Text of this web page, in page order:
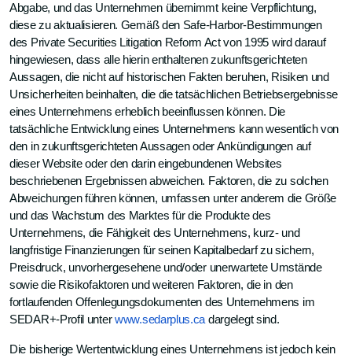
Abgabe, und das Unternehmen übernimmt keine Verpflichtung,
diese zu aktualisieren. Gemäß den Safe-Harbor-Bestimmungen
des Private Securities Litigation Reform Act von 1995 wird darauf
hingewiesen, dass alle hierin enthaltenen zukunftsgerichteten
Aussagen, die nicht auf historischen Fakten beruhen, Risiken und
Unsicherheiten beinhalten, die die tatsächlichen Betriebsergebnisse
eines Unternehmens erheblich beeinflussen können. Die
tatsächliche Entwicklung eines Unternehmens kann wesentlich von
den in zukunftsgerichteten Aussagen oder Ankündigungen auf
dieser Website oder den darin eingebundenen Websites
beschriebenen Ergebnissen abweichen. Faktoren, die zu solchen
Abweichungen führen können, umfassen unter anderem die Größe
und das Wachstum des Marktes für die Produkte des
Unternehmens, die Fähigkeit des Unternehmens, kurz- und
langfristige Finanzierungen für seinen Kapitalbedarf zu sichern,
Preisdruck, unvorhergesehene und/oder unerwartete Umstände
sowie die Risikofaktoren und weiteren Faktoren, die in den
fortlaufenden Offenlegungsdokumenten des Unternehmens im
SEDAR+-Profil unterwww.sedarplus.cadargelegt sind.
Die bisherige Wertentwicklung eines Unternehmens ist jedoch kein